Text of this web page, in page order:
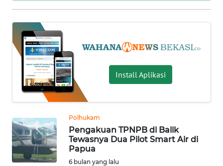
Install Aplikasi
Polhukam
Pengakuan TPNPB di Balik
Tewasnya Dua Pilot Smart Air di
Papua
6 bulan yang lalu
UTAMA
NUSANTARA
KHAS
SERBA-
SERBI
OPINI
Informasi